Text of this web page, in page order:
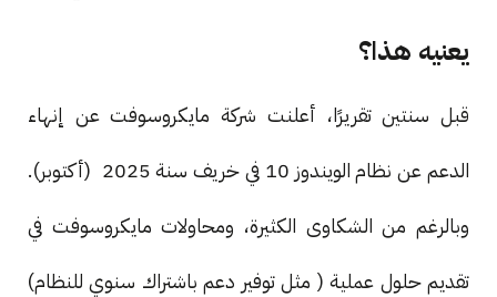
يعنيه هذا؟
قبل سنتين تقريرًا، أعلنت شركة مايكروسوفت عن إنهاء
الدعم عن نظام الويندوز 10 في خريف سنة 2025 (أكتوبر).
وبالرغم من الشكاوى الكثيرة، ومحاولات مايكروسوفت في
تقديم حلول عملية ( مثل توفير دعم باشتراك سنوي للنظام)